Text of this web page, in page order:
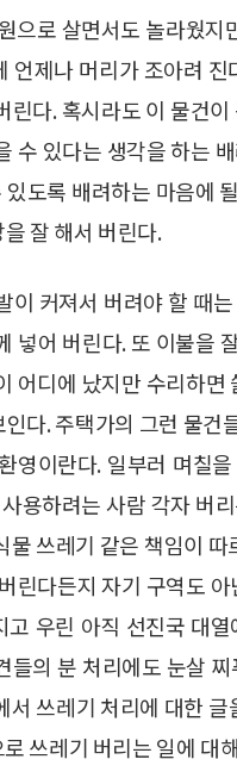
으로 살면서도 놀라웠
언제나 머리가 조아려
린다. 혹시라도 이 물건
수 있다는 생각을 하는
도록 배려하는 마음에
잘 해서 버린다.
이 커져서 버려야 할 때
넣어 버린다. 또 이불을
어디에 났지만 수리하
다. 주택가의 그런 물
영이란다. 일부러 며칠
용하려는 사람 각자 버
물 쓰레기 같은 책임이
린다든지 자기 구역도
우린 아직 선진국 대
들의 분 처리에도 눈살
쓰레기 처리에 대한
쓰레기 버리는 일에 대